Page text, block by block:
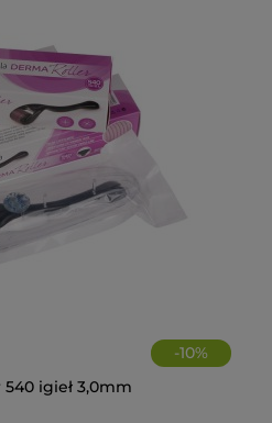
-10%
igieł 3,0mm